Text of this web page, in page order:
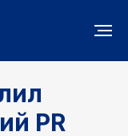
PR